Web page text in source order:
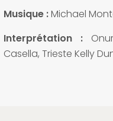
Musique :Michael
Interprétation :
Casella, Trieste Kelly